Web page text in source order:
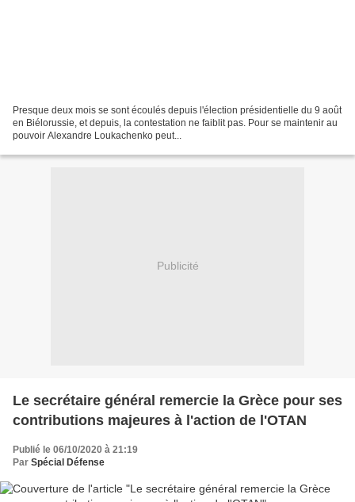
Presque deux mois se sont écoulés depuis l'élection présidentielle du 9 août
en Biélorussie, et depuis, la contestation ne faiblit pas. Pour se maintenir au
pouvoir Alexandre Loukachenko peut...
Publicité
Le secrétaire général remercie la Grèce pour ses
contributions majeures à l'action de l'OTAN
Publié le 06/10/2020 à 21:19
Par Spécial Défense